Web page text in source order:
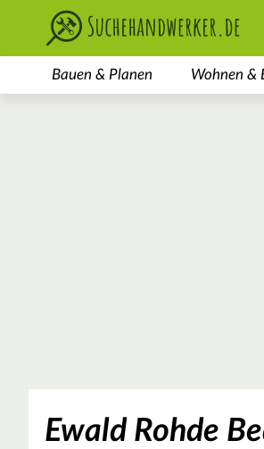
Bauen & Planen Wohnen &
Ewald Rohde